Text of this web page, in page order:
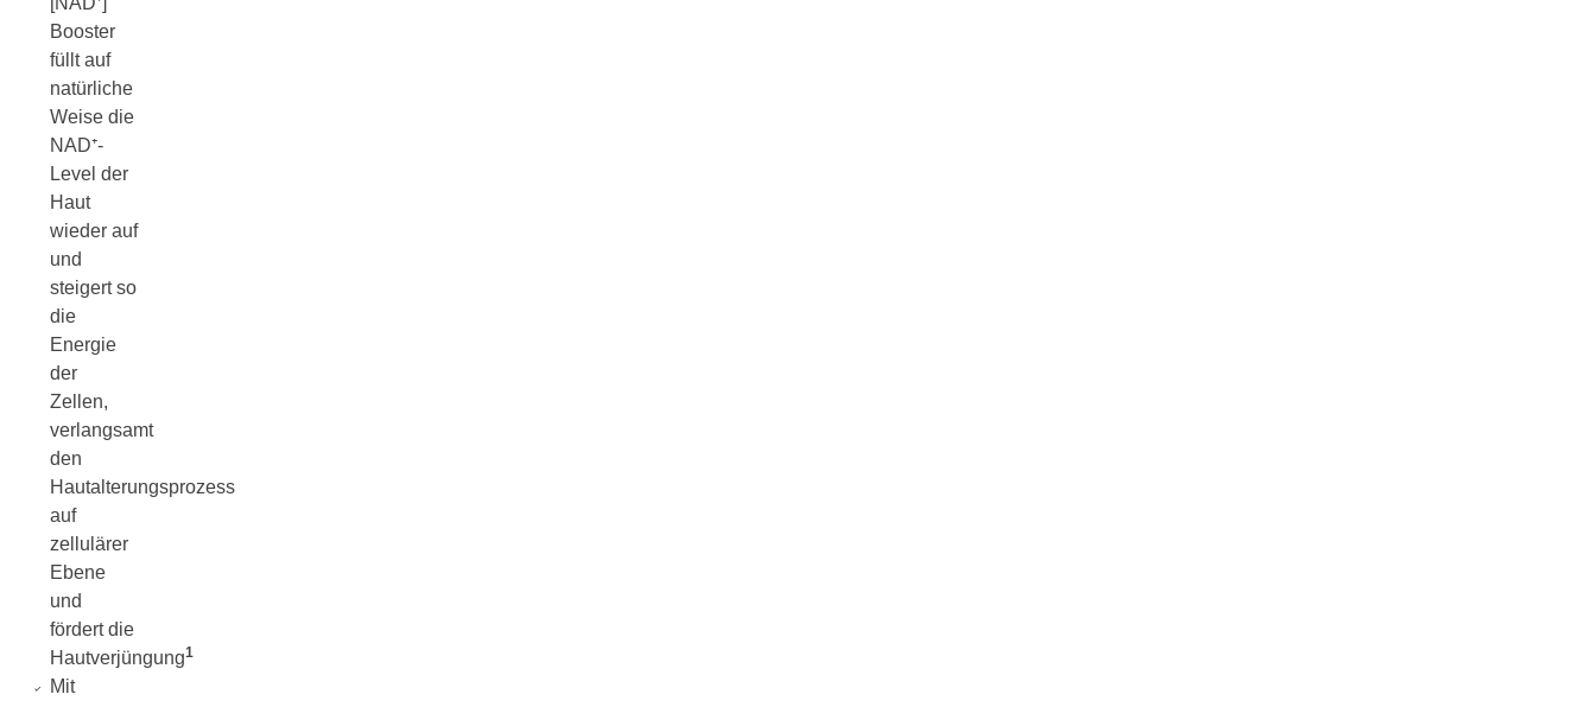
Booster
füllt auf
natürliche
Weise die
NAD⁺-
Level der
Haut
wieder auf
und
steigert so
die
Energie
der
Zellen,
verlangsamt
den
Hautalterungsprozess
auf
zellulärer
Ebene
und
fördert die
Hautverjüngung1
Mit